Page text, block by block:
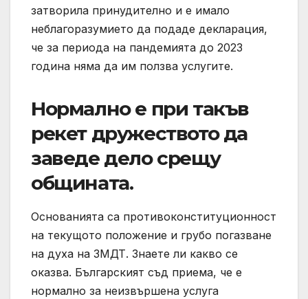
затворила принудително и е имало
неблагоразумието да подаде декларация,
че за периода на пандемията до 2023
година няма да им ползва услугите.
Нормално е при такъв
рекет дружеството да
заведе дело срещу
общината.
Основанията са противоконституционност
на текущото положение и грубо погазване
на духа на ЗМДТ. Знаете ли какво се
оказва. Българският съд приема, че е
нормално за неизвършена услуга